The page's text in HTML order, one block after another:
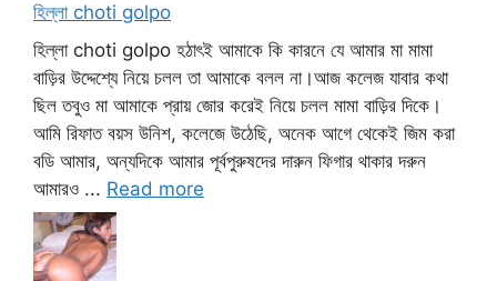
হিল্লা choti golpo
হিল্লা choti golpo হঠাৎই আমাকে কি কারনে যে আমার মা মামা
বাড়ির উদ্দেশ্যে নিয়ে চলল তা আমাকে বলল না।আজ কলেজ যাবার কথা
ছিল তবুও মা আমাকে প্রায় জোর করেই নিয়ে চলল মামা বাড়ির দিকে।
আমি রিফাত বয়স উনিশ, কলেজে উঠেছি, অনেক আগে থেকেই জিম করা
বডি আমার, অন্যদিকে আমার পূর্বপুরুষদের দারুন ফিগার থাকার দরুন
আমারও ... Read more